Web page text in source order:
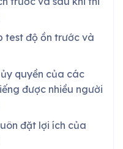
test độ ồn trước và
quyền của các
được nhiều người
đặt lợi ích của